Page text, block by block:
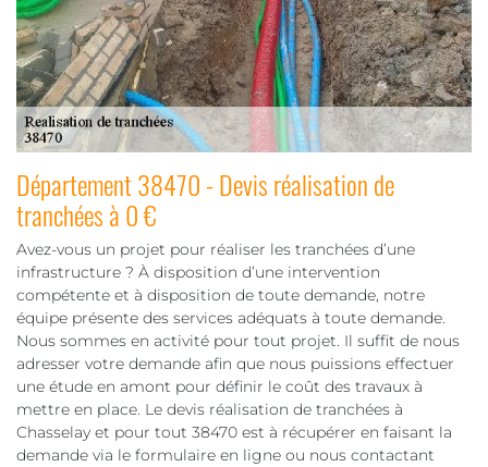
Département 38470 - Devis réalisation de
tranchées à 0 €
Avez-vous un projet pour réaliser les tranchées d’une
infrastructure ? À disposition d’une intervention
compétente et à disposition de toute demande, notre
équipe présente des services adéquats à toute demande.
Nous sommes en activité pour tout projet. Il suffit de nous
adresser votre demande afin que nous puissions effectuer
une étude en amont pour définir le coût des travaux à
mettre en place. Le devis réalisation de tranchées à
Chasselay et pour tout 38470 est à récupérer en faisant la
demande via le formulaire en ligne ou nous contactant